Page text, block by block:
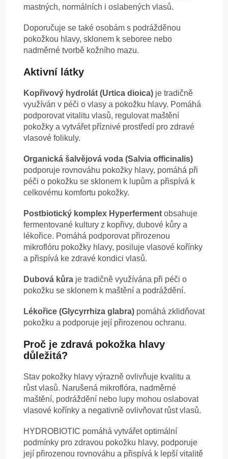
mastných, normálních i oslabených vlasů.
Doporučuje se také osobám s podrážděnou
pokožkou hlavy, sklonem k seboree nebo
nadměrné tvorbě kožního mazu.
Aktivní látky
Kopřivový hydrolát (Urtica dioica) je tradičně
využíván v péči o vlasy a pokožku hlavy. Pomáhá
podporovat vitalitu vlasů, regulovat maštění
pokožky a vytvářet příznivé prostředí pro zdravé
vlasové folikuly.
Organická šalvějová voda (Salvia officinalis)
podporuje rovnováhu pokožky hlavy, pomáhá při
péči o pokožku se sklonem k lupům a přispívá k
celkovému komfortu pokožky.
Postbiotický komplex Hyperferment obsahuje
fermentované kultury z kopřivy, dubové kůry a
lékořice. Pomáhá podporovat přirozenou
mikroflóru pokožky hlavy, posiluje vlasové kořínky
a přispívá ke zdravé kondici vlasů.
Dubová kůra je tradičně využívána při péči o
pokožku se sklonem k maštění a podráždění.
Lékořice (Glycyrrhiza glabra) pomáhá zklidňovat
pokožku a podporuje její přirozenou ochranu.
Proč je zdravá pokožka hlavy
důležitá?
Stav pokožky hlavy výrazně ovlivňuje kvalitu a
růst vlasů. Narušená mikroflóra, nadměrné
maštění, podráždění nebo lupy mohou oslabovat
vlasové kořínky a negativně ovlivňovat růst vlasů.
HYDROBIOTIC pomáhá vytvářet optimální
podmínky pro zdravou pokožku hlavy, podporuje
její přirozenou rovnováhu a přispívá k lepší vitalitě